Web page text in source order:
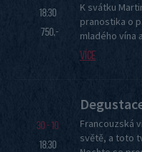
18:30
750,-
K svátku
pranostika o
mladého vína
Více
30 - 10
18:30
Francouzská
světě, a toto